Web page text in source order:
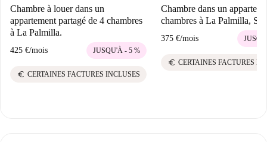
Chambre à louer dans un
appartement partagé de 4 chambres
à La Palmilla.
425 €/mois JUSQU'À - 5 %
euro CERTAINES FACTURES INCLUSES
Chambre dans un
chambres à La Palmilla,
375 €/mois
euro CERTAINES FACTURES